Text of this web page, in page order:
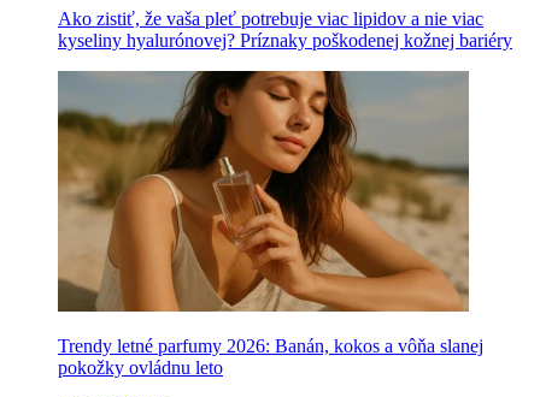
Ako zistiť, že vaša pleť potrebuje viac lipidov a nie viac
kyseliny hyalurónovej? Príznaky poškodenej kožnej bariéry
Trendy letné parfumy 2026: Banán, kokos a vôňa slanej
pokožky ovládnu leto